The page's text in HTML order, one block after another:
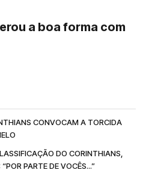
a boa forma com
CONVOCAM A TORCIDA
DO CORINTHIANS,
PARTE DE VOCÊS...”